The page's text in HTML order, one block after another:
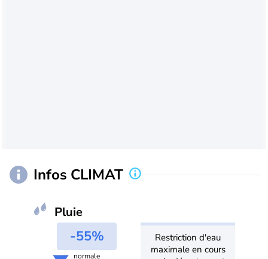
Infos CLIMAT
Pluie
-55%
normale
Restriction d'eau
maximale en cours